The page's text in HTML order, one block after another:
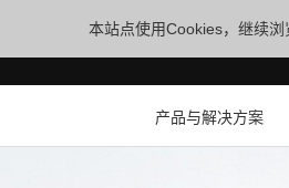
本站点使用Cookies，继续
产品与解决方案